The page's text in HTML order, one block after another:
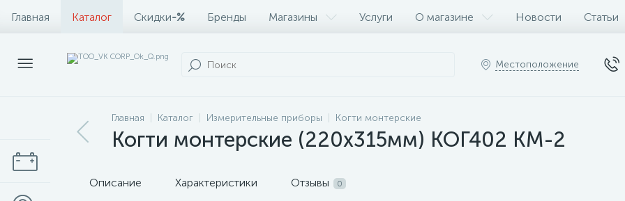
Главная Каталог Скидки-% Бренды Магазины Услуги О магазине Новости Статьи
Местоположение
Главная Каталог Измерительные приборы Когти монтерские
Когти монтерские (220х315мм) КОГ402 КМ-2
Описание Характеристики Отзывы 0